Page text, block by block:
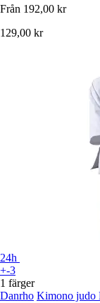
Från 192,00 kr
129,00 kr
24h
+-3
1 färger
Danrho Kimono judo